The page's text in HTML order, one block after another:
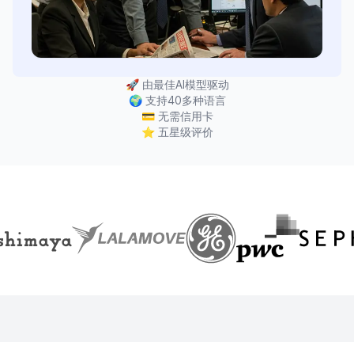
🚀 由最佳AI模型驱动
🌍 支持40多种语言
💳 无需信用卡
⭐ 五星级评价